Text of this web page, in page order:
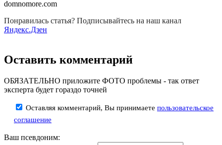
domnomore.com
Понравилась статья? Подписывайтесь на наш канал
Яндекс.Дзен
Оставить комментарий
ОБЯЗАТЕЛЬНО приложите ФОТО проблемы - так ответ
эксперта будет гораздо точней
Оставляя комментарий, Вы принимаете пользовательское
соглашение
Ваш псевдоним: